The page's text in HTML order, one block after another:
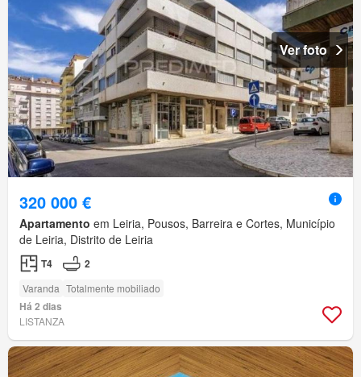
Ver foto
320 000 €
Apartamento em Leiria, Pousos, Barreira e Cortes, Município
de Leiria, Distrito de Leiria
T4 2
Varanda Totalmente mobiliado
Há 2 dias
LISTANZA